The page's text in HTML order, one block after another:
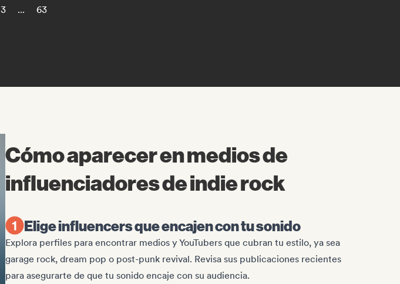
3 ... 63
Cómo aparecer en medios de
influenciadores de indie rock
Elige influencers que encajen con tu sonido
Explora perfiles para encontrar medios y YouTubers que cubran tu estilo, ya sea
garage rock, dream pop o post-punk revival. Revisa sus publicaciones recientes
para asegurarte de que tu sonido encaje con su audiencia.